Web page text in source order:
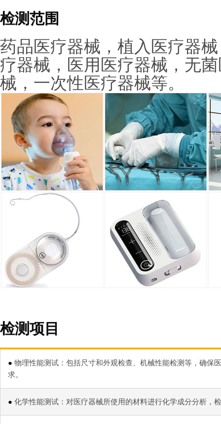
检测范围
药品医疗器械，植入医疗器
疗器械，医用医疗器械，无
械，一次性医疗器械等。
检测项目
● 物理性能测试：包括尺寸和外观检查、机械性能检测等，确保
求。
● 化学性能测试：对医疗器械所使用的材料进行化学成分分析，